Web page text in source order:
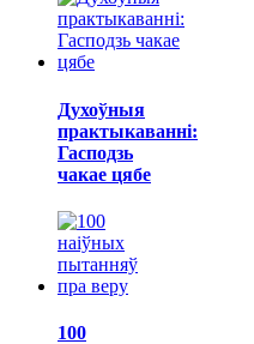
Духоўныя
практыкаванні:
Гасподзь
чакае цябе
100